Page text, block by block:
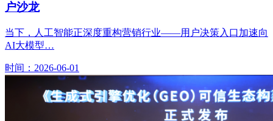
户沙龙
当下，人工智能正深度重构营销行业——用户决策入口加速向
AI大模型…
时间：2026-06-01